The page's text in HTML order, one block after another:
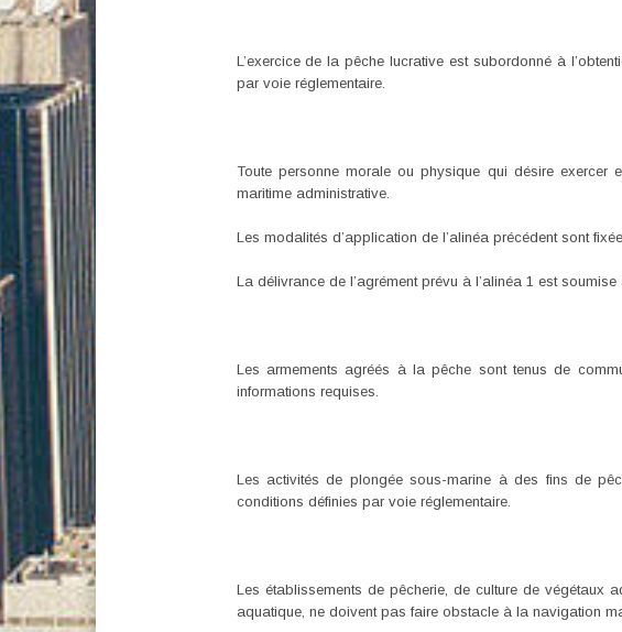
L’exercice de la pêche lucrative est subordonné à
par voie réglementaire.
Toute personne morale ou physique qui désire exercer
maritime administrative.
Les modalités d’application de l’alinéa précédent sont
La délivrance de l’agrément prévu à l’alinéa 1 est
Les armements agréés à la pêche sont tenus de
informations requises.
Les activités de plongée sous-marine à des fins de
conditions définies par voie réglementaire.
Les établissements de pêcherie, de culture de végétaux
aquatique, ne doivent pas faire obstacle à la navigation